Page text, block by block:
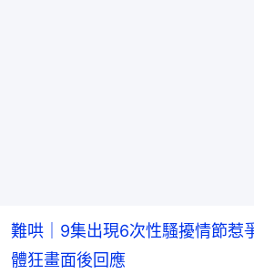
難哄｜9集出現6次性騷擾情節
體狂畫面後回應